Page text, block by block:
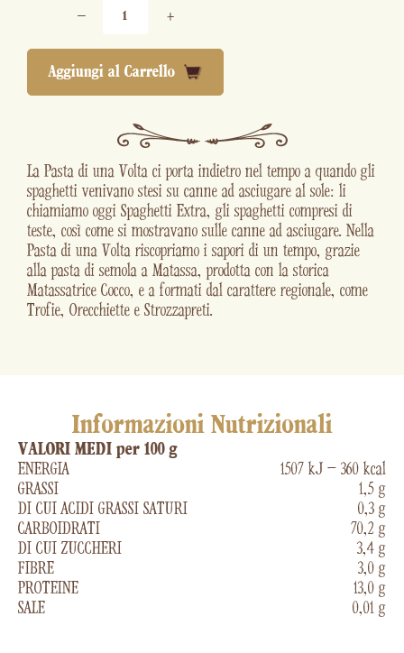
− +
Aggiungi al Carrello
La Pasta di una Volta ci porta indietro nel tempo a quando gli
spaghetti venivano stesi su canne ad asciugare al sole: li
chiamiamo oggi Spaghetti Extra, gli spaghetti compresi di
teste, così come si mostravano sulle canne ad asciugare. Nella
Pasta di una Volta riscopriamo i sapori di un tempo, grazie
alla pasta di semola a Matassa, prodotta con la storica
Matassatrice Cocco, e a formati dal carattere regionale, come
Trofie, Orecchiette e Strozzapreti.
Informazioni Nutrizionali
VALORI MEDI per 100 g
ENERGIA
GRASSI
DI CUI ACIDI GRASSI SATURI
CARBOIDRATI
DI CUI ZUCCHERI
FIBRE
PROTEINE
SALE
1507 kJ – 360 kcal
1,5 g
0,3 g
70,2 g
3,4 g
3,0 g
13,0 g
0,01 g